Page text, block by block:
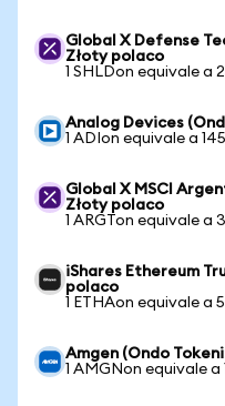
Global X Defense
Złoty polaco
1 SHLDon equivale a
Analog Devices
1 ADIon equivale a
Global X MSCI
Złoty polaco
1 ARGTon equivale a
iShares Ethereum
polaco
1 ETHAon equivale a
Amgen (Ondo
1 AMGNon equivale a